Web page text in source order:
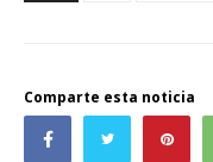
Comparte esta noticia